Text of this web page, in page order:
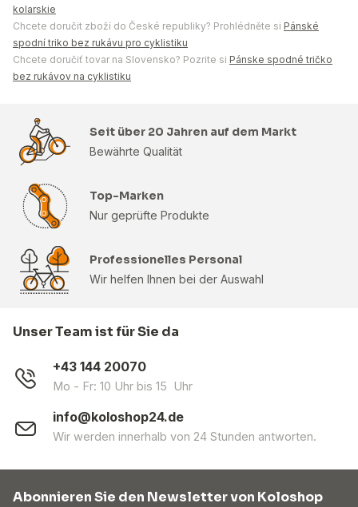
kolarskie
Chcete doručit zboží do České republiky? Prohlédněte si Pánské
spodní triko bez rukávu pro cyklistiku
Chcete doručiť tovar na Slovensko? Pozrite si Pánske spodné tričko
bez rukávov na cyklistiku
Seit über 20 Jahren auf dem Markt
Bewährte Qualität
Top-Marken
Nur geprüfte Produkte
Professionelles Personal
Wir helfen Ihnen bei der Auswahl
Unser Team ist für Sie da
+43 144 20070
Mo - Fr: 10 Uhr bis 15 Uhr
info@koloshop24.de
Wir werden innerhalb von 24 Stunden antworten.
Abonnieren Sie den Newsletter von Koloshop